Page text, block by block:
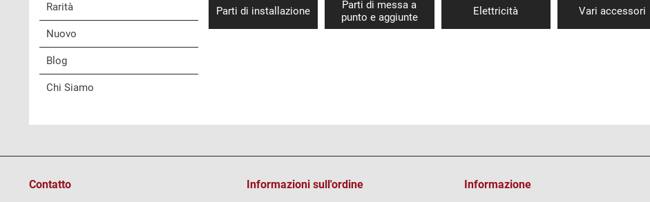
Rarità
Nuovo
Blog
Chi Siamo
Parti di installazione
Parti di messa a
punto e aggiunte
Elettricità Vari accessori
Contatto Informazioni sull'ordine Informazione